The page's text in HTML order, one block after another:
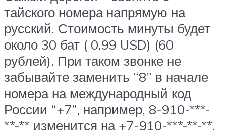
тайского номера напрямую на
русский. Стоимость минуты будет
около 30 бат ( 0.99 USD) (60
рублей). При таком звонке не
забывайте заменить “8” в начале
номера на международный код
России “+7”, например, 8-910-***-
**-** изменится на +7-910-***-**-**.